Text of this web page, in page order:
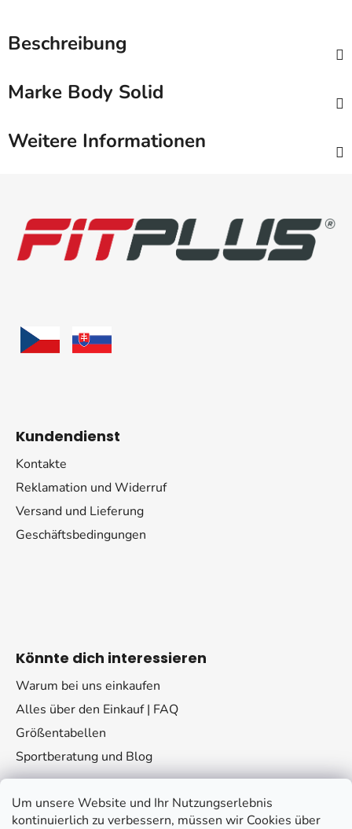
Um unsere Website und Ihr Nutzungserlebnis
kontinuierlich zu verbessern, müssen wir Cookies über
Beschreibung
Marke Body Solid
Weitere Informationen
Kundendienst
Kontakte
Reklamation und Widerruf
Versand und Lieferung
Geschäftsbedingungen
Könnte dich interessieren
Warum bei uns einkaufen
Alles über den Einkauf | FAQ
Größentabellen
Sportberatung und Blog